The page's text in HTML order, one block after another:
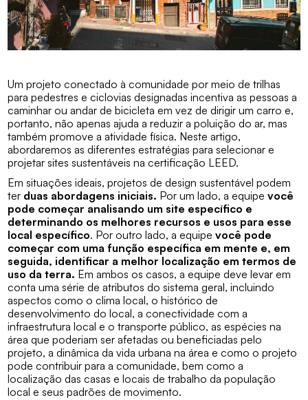
Um projeto conectado à comunidade por meio de trilhas
para pedestres e ciclovias designadas incentiva as pessoas a
caminhar ou andar de bicicleta em vez de dirigir um carro e,
portanto, não apenas ajuda a reduzir a poluição do ar, mas
também promove a atividade física. Neste artigo,
abordaremos as diferentes estratégias para selecionar e
projetar sites sustentáveis na certificação LEED.
Em situações ideais, projetos de design sustentável podem
ter duas abordagens iniciais. Por um lado, a equipevocê
pode começar analisando um site específico e
determinando os melhores recursos e usos para esse
local específico. Por outro lado, a equipevocê pode
começar com uma função específica em mente e, em
seguida, identificar a melhor localização em termos de
uso da terra. Em ambos os casos, a equipe deve levar em
conta uma série de atributos do sistema geral, incluindo
aspectos como o clima local, o histórico de
desenvolvimento do local, a conectividade com a
infraestrutura local e o transporte público, as espécies na
área que poderiam ser afetadas ou beneficiadas pelo
projeto, a dinâmica da vida urbana na área e como o projeto
pode contribuir para a comunidade, bem como a
localização das casas e locais de trabalho da população
local e seus padrões de movimento.